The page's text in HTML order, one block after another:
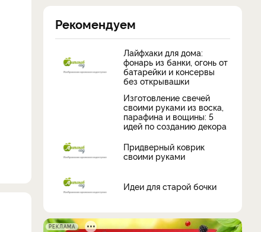
Рекомендуем
Лайфхаки для дома:
фонарь из банки, огонь от
батарейки и консервы
без открывашки
Изготовление свечей
своими руками из воска,
парафина и вощины: 5
идей по созданию декора
Придверный коврик
своими руками
Идеи для старой бочки
РЕКЛАМА